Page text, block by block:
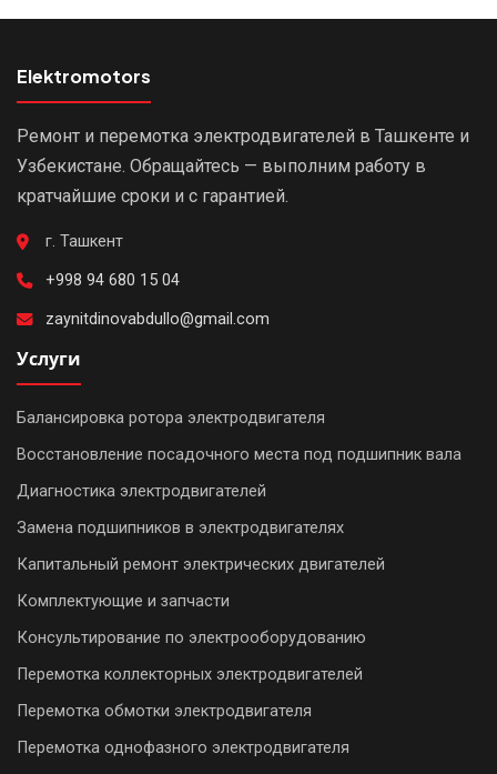
Elektromotors
Ремонт и перемотка электродвигателей в Ташкенте и
Узбекистане. Обращайтесь — выполним работу в
кратчайшие сроки и с гарантией.
г. Ташкент
+998 94 680 15 04
zaynitdinovabdullo@gmail.com
Услуги
Балансировка ротора электродвигателя
Восстановление посадочного места под подшипник вала
Диагностика электродвигателей
Замена подшипников в электродвигателях
Капитальный ремонт электрических двигателей
Комплектующие и запчасти
Консультирование по электрооборудованию
Перемотка коллекторных электродвигателей
Перемотка обмотки электродвигателя
Перемотка однофазного электродвигателя